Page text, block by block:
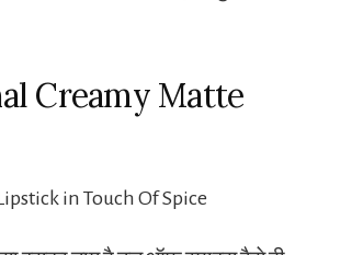
Creamy Matte